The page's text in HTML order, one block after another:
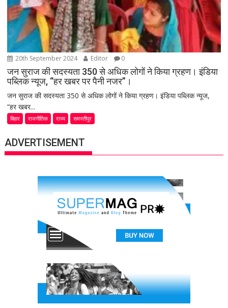
20th September 2024 Editor 0
जन सुराज की सदस्यता 350 से अधिक लोगों ने किया ग्रहण। इंडिया
पब्लिक न्यूज, “हर खबर पर पैनी नजर”।
जन सुराज की सदस्यता 350 से अधिक लोगों ने किया ग्रहण। इंडिया पब्लिक न्यूज,
“हर खबर...
बिहार राजनीतिक राज्य समस्तीपुर
ADVERTISEMENT